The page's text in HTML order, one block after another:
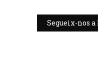
Segueix-nos a